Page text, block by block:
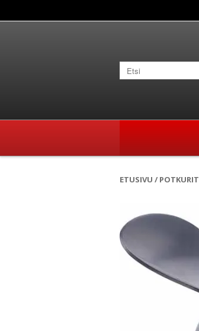
ETUSIVU / POTKURIT